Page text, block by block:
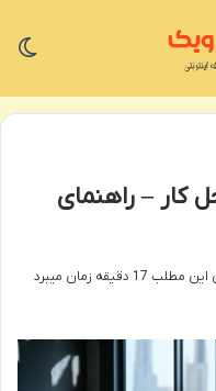
– راهنمای
17 دقیقه زمان میبرد